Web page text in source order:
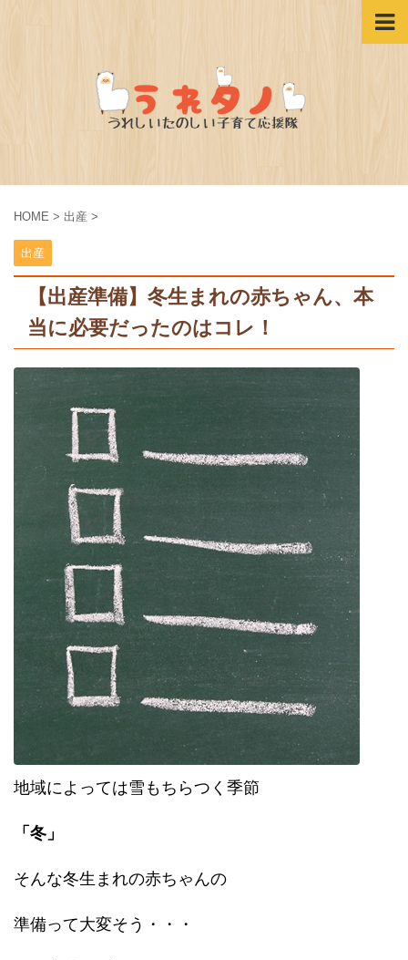
HOME > 出産 >
出産
【出産準備】冬生まれの赤ちゃん、本
当に必要だったのはコレ！
地域によっては雪もちらつく季節
「冬」
そんな冬生まれの赤ちゃんの
準備って大変そう・・・